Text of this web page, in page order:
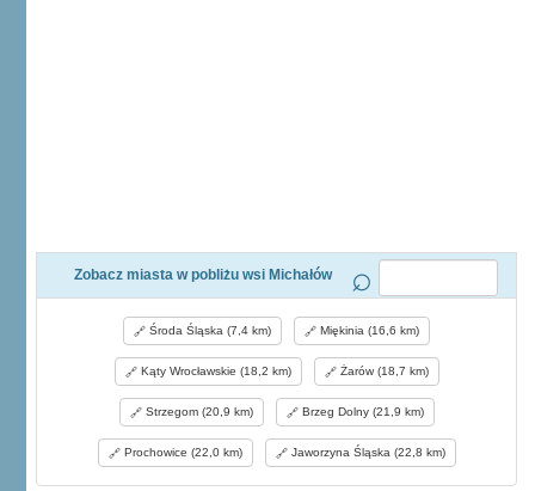
Zobacz miasta w pobliżu wsi Michałów
Środa Śląska (7,4 km) Miękinia (16,6 km)
Kąty Wrocławskie (18,2 km) Żarów (18,7 km)
Strzegom (20,9 km) Brzeg Dolny (21,9 km)
Prochowice (22,0 km) Jaworzyna Śląska (22,8 km)